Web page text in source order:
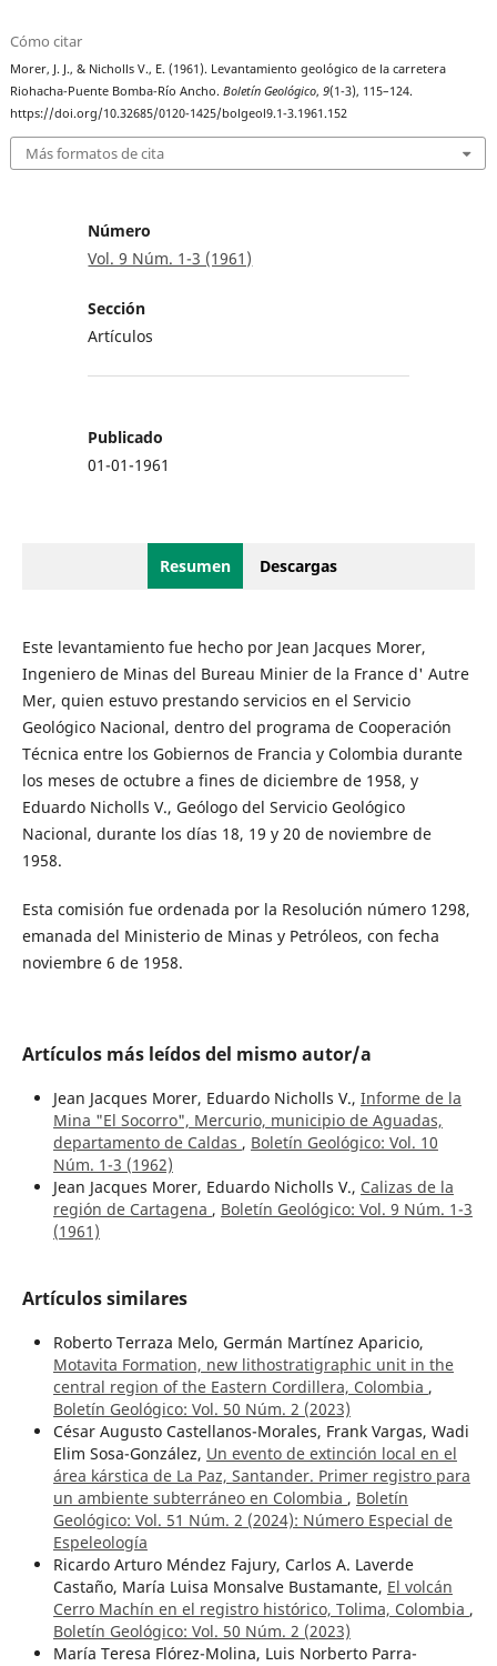
Cómo citar
Morer, J. J., & Nicholls V., E. (1961). Levantamiento geológico de la carretera
Riohacha-Puente Bomba-Río Ancho.Boletín Geológico,9(1-3), 115–124.
https://doi.org/10.32685/0120-1425/bolgeol9.1-3.1961.152
Más formatos de cita
Número
Vol. 9 Núm. 1-3 (1961)
Sección
Artículos
Publicado
01-01-1961
Resumen Descargas
Este levantamiento fue hecho por Jean Jacques Morer,
Ingeniero de Minas del Bureau Minier de la France d' Autre
Mer, quien estuvo prestando servicios en el Servicio
Geológico Nacional, dentro del programa de Cooperación
Técnica entre los Gobiernos de Francia y Colombia durante
los meses de octubre a fines de diciembre de 1958, y
Eduardo Nicholls V., Geólogo del Servicio Geológico
Nacional, durante los días 18, 19 y 20 de noviembre de
1958.
Esta comisión fue ordenada por la Resolución número 1298,
emanada del Ministerio de Minas y Petróleos, con fecha
noviembre 6 de 1958.
Artículos más leídos del mismo autor/a
Jean Jacques Morer, Eduardo Nicholls V., Informe de la
Mina "El Socorro", Mercurio, municipio de Aguadas,
departamento de Caldas , Boletín Geológico: Vol. 10
Núm. 1-3 (1962)
Jean Jacques Morer, Eduardo Nicholls V., Calizas de la
región de Cartagena , Boletín Geológico: Vol. 9 Núm. 1-3
(1961)
Artículos similares
Roberto Terraza Melo, Germán Martínez Aparicio,
Motavita Formation, new lithostratigraphic unit in the
central region of the Eastern Cordillera, Colombia ,
Boletín Geológico: Vol. 50 Núm. 2 (2023)
César Augusto Castellanos-Morales, Frank Vargas, Wadi
Elim Sosa-González, Un evento de extinción local en el
área kárstica de La Paz, Santander. Primer registro para
un ambiente subterráneo en Colombia , Boletín
Geológico: Vol. 51 Núm. 2 (2024): Número Especial de
Espeleología
Ricardo Arturo Méndez Fajury, Carlos A. Laverde
Castaño, María Luisa Monsalve Bustamante, El volcán
Cerro Machín en el registro histórico, Tolima, Colombia ,
Boletín Geológico: Vol. 50 Núm. 2 (2023)
María Teresa Flórez-Molina, Luis Norberto Parra-